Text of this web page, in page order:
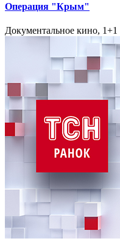
Операция "Крым"
Документальное кино, 1+1